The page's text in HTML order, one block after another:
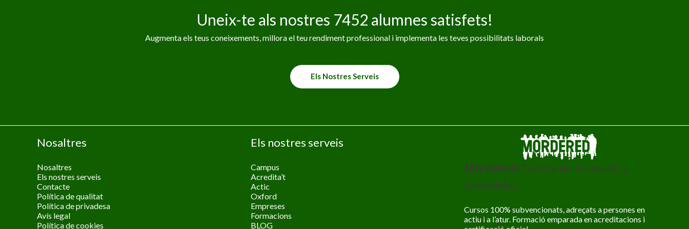
Uneix-te als nostres 7452 alumnes satisfets!
Augmenta els teus coneixements, millora el teu rendiment professional i implementa les teves possibilitats laborals
Els Nostres Serveis
Nosaltres
Nosaltres
Els nostres serveis
Contacte
Política de qualitat
Política de privadesa
Avís legal
Política de cookies
Els nostres serveis
Campus
Acredita’t
Actic
Oxford
Empreses
Formacions
BLOG
Mordered, Centre de Formació a
Granollers
Cursos 100% subvencionats, adreçats a persones en
actiu i a l’atur. Formació emparada en acreditacions i